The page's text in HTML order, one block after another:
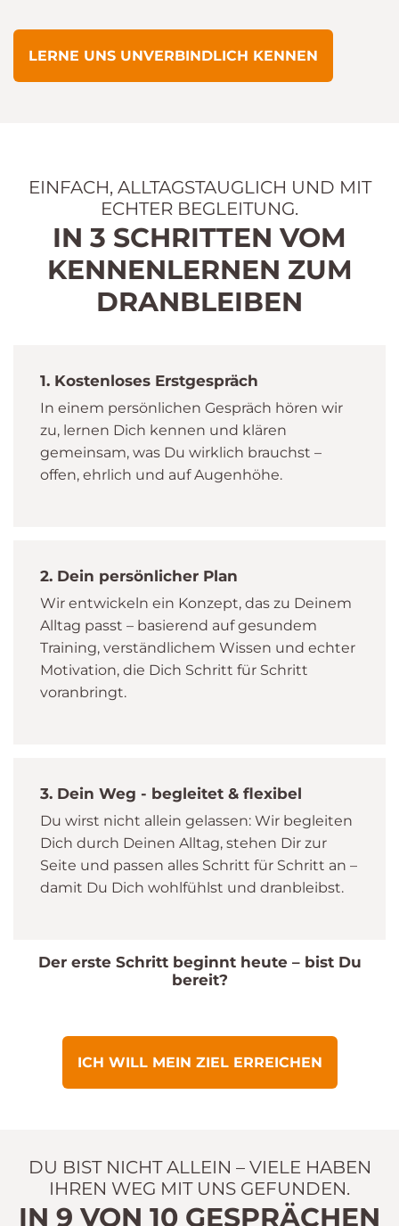
LERNE UNS UNVERBINDLICH KENNEN
IN 3 SCHRITTEN VOM
KENNENLERNEN ZUM
DRANBLEIBEN
EINFACH, ALLTAGSTAUGLICH UND MIT
ECHTER BEGLEITUNG.
1. Kostenloses Erstgespräch
In einem persönlichen Gespräch hören wir
zu, lernen Dich kennen und klären
gemeinsam, was Du wirklich brauchst –
offen, ehrlich und auf Augenhöhe.
2. Dein persönlicher Plan
Wir entwickeln ein Konzept, das zu Deinem
Alltag passt – basierend auf gesundem
Training, verständlichem Wissen und echter
Motivation, die Dich Schritt für Schritt
voranbringt.
3. Dein Weg - begleitet & flexibel
Du wirst nicht allein gelassen: Wir begleiten
Dich durch Deinen Alltag, stehen Dir zur
Seite und passen alles Schritt für Schritt an –
damit Du Dich wohlfühlst und dranbleibst.
Der erste Schritt beginnt heute – bist Du
bereit?
ICH WILL MEIN ZIEL ERREICHEN
IN 9 VON 10 GESPRÄCHEN
DU BIST NICHT ALLEIN – VIELE HABEN
IHREN WEG MIT UNS GEFUNDEN.